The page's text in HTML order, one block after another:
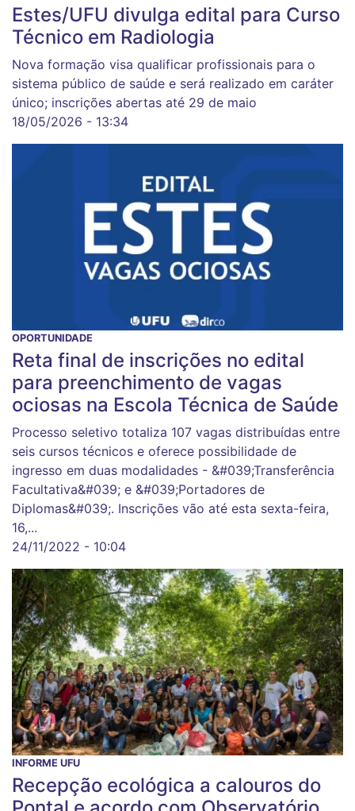
Estes/UFU divulga edital para Curso
Técnico em Radiologia
Nova formação visa qualificar profissionais para o
sistema público de saúde e será realizado em caráter
único; inscrições abertas até 29 de maio
18/05/2026 - 13:34
OPORTUNIDADE
Reta final de inscrições no edital
para preenchimento de vagas
ociosas na Escola Técnica de Saúde
Processo seletivo totaliza 107 vagas distribuídas entre
seis cursos técnicos e oferece possibilidade de
ingresso em duas modalidades - &#039;Transferência
Facultativa&#039; e &#039;Portadores de
Diplomas&#039;. Inscrições vão até esta sexta-feira,
16,...
24/11/2022 - 10:04
INFORME UFU
Recepção ecológica a calouros do